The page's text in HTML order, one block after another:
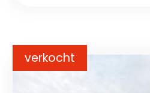
verkocht